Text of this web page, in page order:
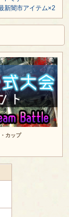
新闇市アイテム×2
カップ